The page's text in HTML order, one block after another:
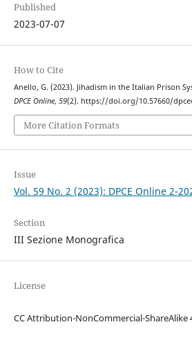
Published
2023-07-07
How to Cite
Anello, G. (2023). Jihadism in the Italian Prison
DPCE Online, 59(2). https://doi.org/10.57660/
More Citation Formats
Issue
Vol. 59 No. 2 (2023): DPCE Online 2-
Section
III Sezione Monografica
License
CC Attribution-NonCommercial-ShareAlike